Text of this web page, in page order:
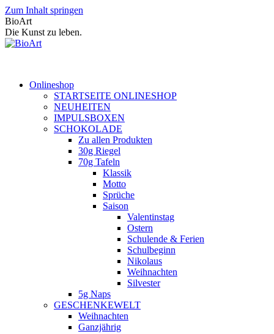
Zum Inhalt springen
BioArt
Die Kunst zu leben.
Onlineshop
STARTSEITE ONLINESHOP
NEUHEITEN
IMPULSBOXEN
SCHOKOLADE
Zu allen Produkten
30g Riegel
70g Tafeln
Klassik
Motto
Sprüche
Saison
Valentinstag
Ostern
Schulende & Ferien
Schulbeginn
Nikolaus
Weihnachten
Silvester
5g Naps
GESCHENKEWELT
Weihnachten
Ganzjährig